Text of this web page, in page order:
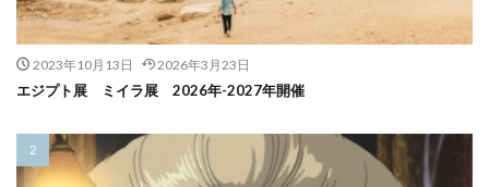
2023年10月13日 2026年3月23日
エジプト展 ミイラ展 2026年-2027年開催